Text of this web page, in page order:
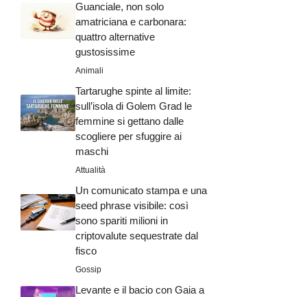
Guanciale, non solo
amatriciana e carbonara:
quattro alternative
gustosissime
Animali
Tartarughe spinte al limite:
sull’isola di Golem Grad le
femmine si gettano dalle
scogliere per sfuggire ai
maschi
Attualità
Un comunicato stampa e una
seed phrase visibile: così
sono spariti milioni in
criptovalute sequestrate dal
fisco
Gossip
Levante e il bacio con Gaia a